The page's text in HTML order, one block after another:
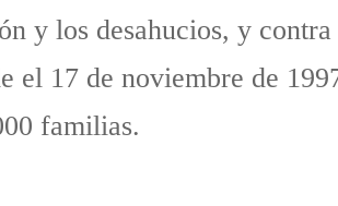
y los desahucios, y contra
el 17 de noviembre de
familias.